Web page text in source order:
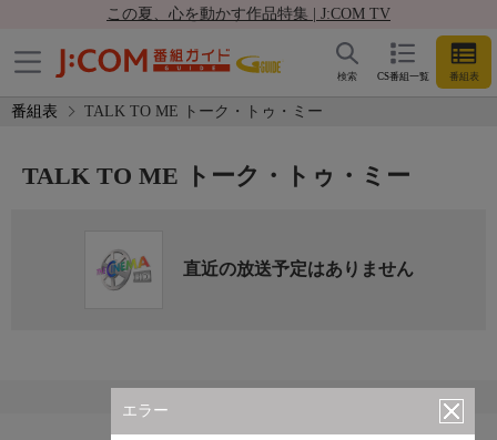
この夏、心を動かす作品特集 | J:COM TV
CS番組一覧 番組表
検索
番組表 TALK TO ME トーク・トゥ・ミー
エラー
TALK TO ME トーク・トゥ・ミー
直近の放送予定はありません